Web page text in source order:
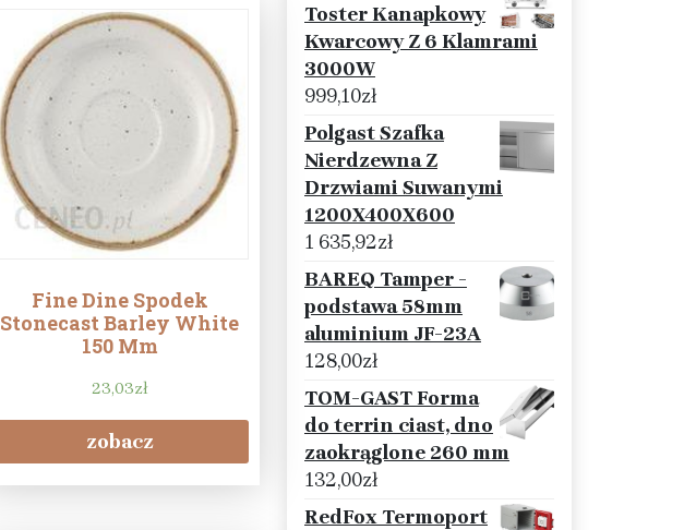
Fine Dine Spodek
Stonecast Barley White
150 Mm
23,03zł
zobacz
Toster Kanapkowy
Kwarcowy Z 6 Klamrami
3000W
999,10zł
Polgast Szafka
Nierdzewna Z
Drzwiami Suwanymi
1200X400X600
1 635,92zł
BAREQ Tamper -
podstawa 58mm
aluminium JF-23A
128,00zł
TOM-GAST Forma
do terrin ciast, dno
zaokrąglone 260 mm
132,00zł
RedFox Termoport